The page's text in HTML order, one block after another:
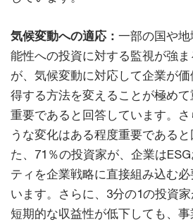
気候変動への適応： 一部の国や
能性への投資に対する監視が強
が、気候変動に対応して企業が
得する方法を変えることが極め
重要であると回答しています。さ
うな変化はある程度重要である
た、71％の投資家が、企業は
ティを企業戦略に直接組み込む
います。さらに、3分の1の投資
短期的な収益性が低下しても、